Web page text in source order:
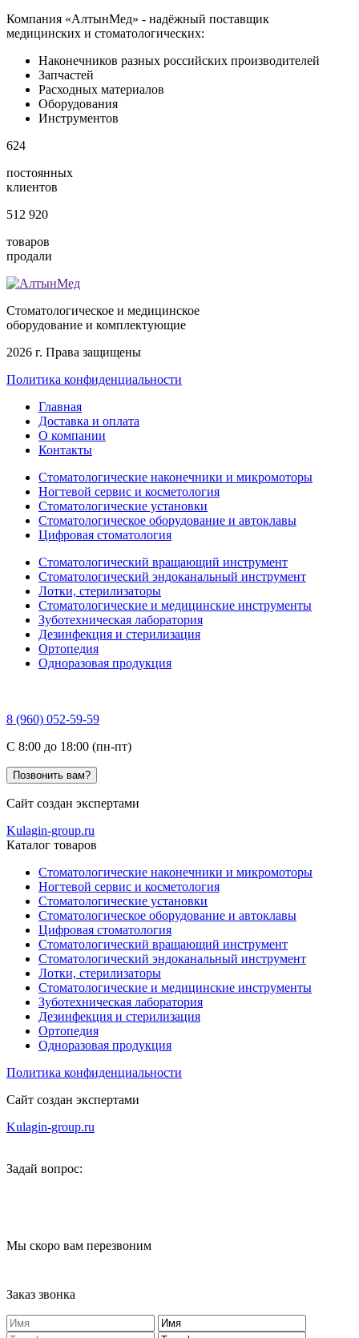
Компания «АлтынМед» - надёжный поставщик
медицинских и стоматологических:
Наконечников разных российских производителей
Запчастей
Расходных материалов
Оборудования
Инструментов
624
постоянных
клиентов
512 920
товаров
продали
Стоматологическое и медицинское
оборудование и комплектующие
2026 г. Права защищены
Политика конфиденциальности
Главная
Доставка и оплата
О компании
Контакты
Стоматологические наконечники и микромоторы
Ногтевой сервис и косметология
Стоматологические установки
Стоматологическое оборудование и автоклавы
Цифровая стоматология
Стоматологический вращающий инструмент
Стоматологический эндоканальный инструмент
Лотки, стерилизаторы
Стоматологические и медицинские инструменты
Зуботехническая лаборатория
Дезинфекция и стерилизация
Ортопедия
Одноразовая продукция
8 (960) 052-59-59
C 8:00 до 18:00 (пн-пт)
Позвонить вам?
Сайт создан экспертами
Kulagin-group.ru
Каталог товаров
Стоматологические наконечники и микромоторы
Ногтевой сервис и косметология
Стоматологические установки
Стоматологическое оборудование и автоклавы
Цифровая стоматология
Стоматологический вращающий инструмент
Стоматологический эндоканальный инструмент
Лотки, стерилизаторы
Стоматологические и медицинские инструменты
Зуботехническая лаборатория
Дезинфекция и стерилизация
Ортопедия
Одноразовая продукция
Политика конфиденциальности
Сайт создан экспертами
Kulagin-group.ru
Задай вопрос:
Мы скоро вам перезвоним
Заказ звонка